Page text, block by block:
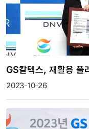
GS칼텍스, 재활용 플
2023-10-26